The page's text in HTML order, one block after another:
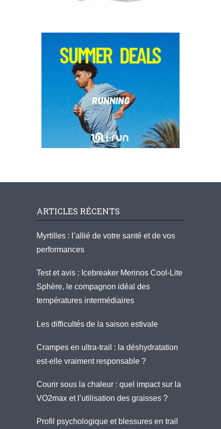
ARTICLES RÉCENTS
Myrtilles : l’allié de votre santé et de vos
performances
Test et avis : Icebreaker Merinos Cool-Lite
Sphère, le compagnon idéal des
températures intermédiaires
Les difficultés de la saison estivale
Crampes en ultra-trail : la déshydratation
est-elle vraiment responsable ?
Courir sous la chaleur : quel impact sur la
VO2max et l’utilisation des graisses ?
Profil psychologique et blessures en trail